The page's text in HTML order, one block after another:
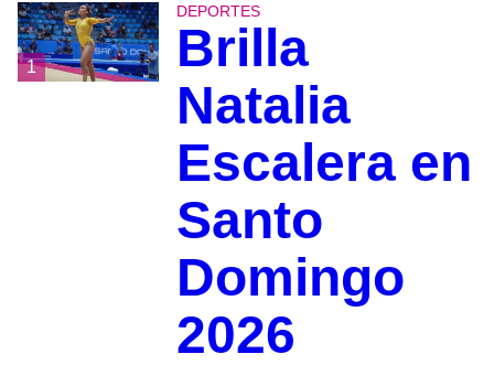
1
DEPORTES
Brilla
Natalia
Escalera en
Santo
Domingo
2026